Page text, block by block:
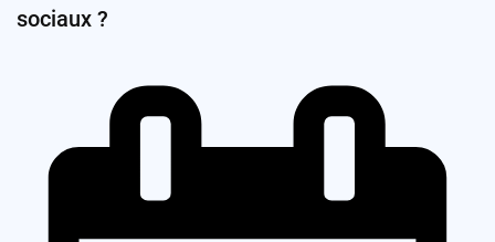
sociaux ?